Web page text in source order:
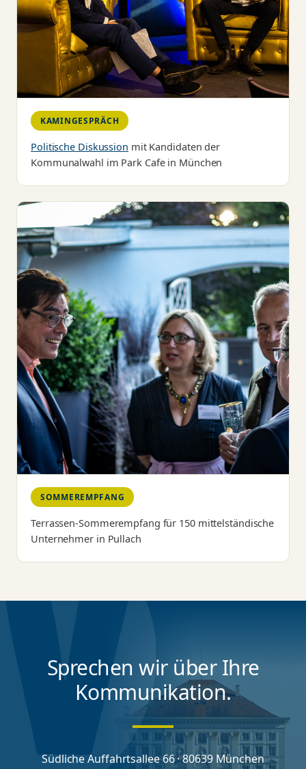
KAMINGESPRÄCH
Politische Diskussion mit Kandidaten der
Kommunalwahl im Park Cafe in München
SOMMEREMPFANG
Terrassen-Sommerempfang für 150 mittelständische
Unternehmer in Pullach
Sprechen wir über Ihre
Kommunikation.
Südliche Auffahrtsallee 66 · 80639 München